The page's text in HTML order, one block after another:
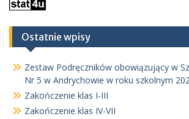
Ostatnie wpisy
Zestaw Podręczników obowiązujący w
Nr 5 w Andrychowie w roku szkolnym
Zakończenie klas I-III
Zakończenie klas IV-VII